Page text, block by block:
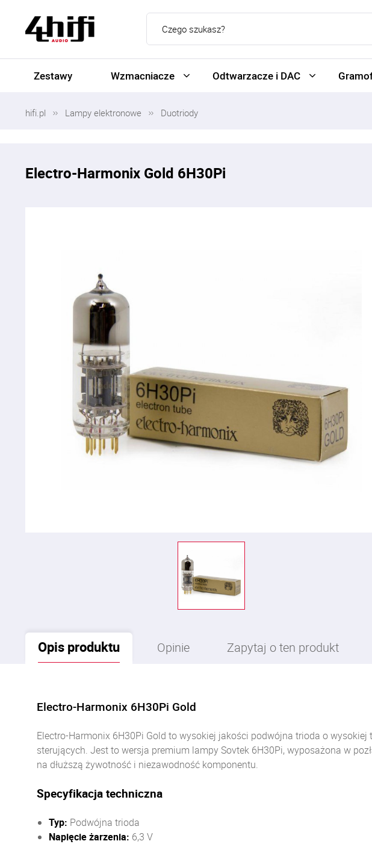
Zestawy Wzmacniacze Odtwarzacze i DAC
hifi.pl Lampy elektronowe Duotriody
Electro-Harmonix Gold 6H30Pi
Opis produktu Opinie Zapytaj o ten produkt
Electro-Harmonix 6H30Pi Gold
Electro-Harmonix 6H30Pi Gold to wysokiej jakości podwójna trioda o
sterujących. Jest to wersja premium lampy Sovtek 6H30Pi, wyposażona w
na dłuższą żywotność i niezawodność komponentu.
Specyfikacja techniczna
Typ: Podwójna trioda
Napięcie żarzenia: 6,3 V